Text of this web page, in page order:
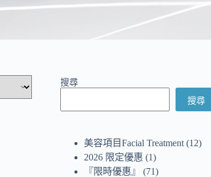
搜尋
搜尋
美容項目Facial Treatment 12
2026 限定優惠
1
『限時優惠』
71